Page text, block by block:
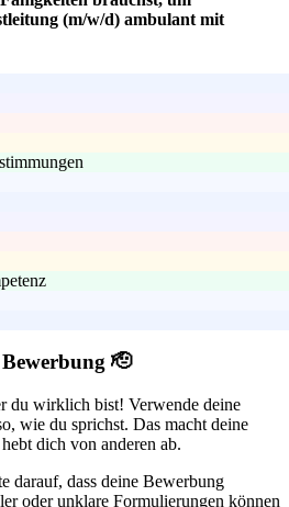
(m/w/d) ambulant mit
🫡
du wirklich bist! Verwende deine
wie du sprichst. Das macht deine
dich von anderen ab.
darauf, dass deine Bewerbung
oder unklare Formulierungen können